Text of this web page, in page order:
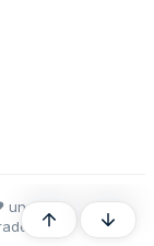
und
undOben Unten